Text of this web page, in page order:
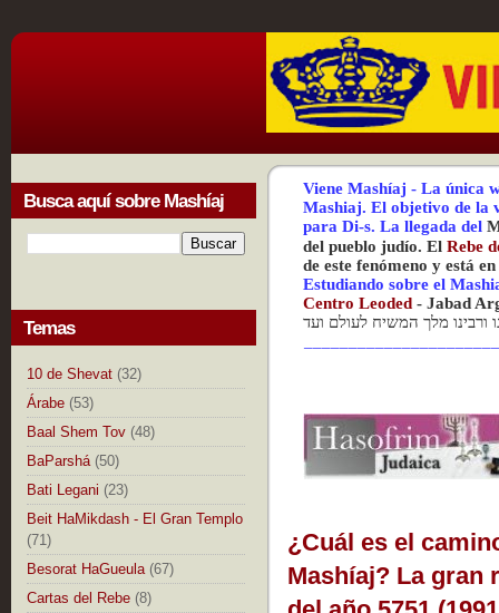
Busca aquí sobre Mashíaj
Temas
10 de Shevat (32)
Árabe (53)
Baal Shem Tov (48)
BaParshá (50)
Bati Legani (23)
Beit HaMikdash - El Gran Templo
(71)
Besorat HaGueula (67)
Cartas del Rebe (8)
Viene Mashíaj - La única
Mashiaj. El objetivo de la
para Di-s. La llegada del
del pueblo judío. El Rebe
de este fenómeno y está
Estudiando sobre el
Centro Leoded - Jabad
ורבינו מלך המשיח לעולם ועד
¿Cuál es el
Mashíaj? La gran